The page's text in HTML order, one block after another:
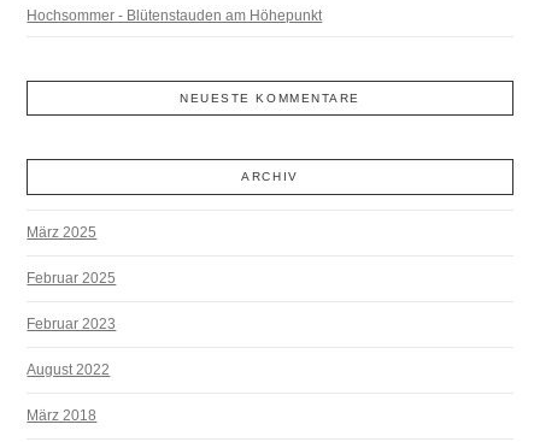
Hochsommer - Blütenstauden am Höhepunkt
NEUESTE KOMMENTARE
ARCHIV
März 2025
Februar 2025
Februar 2023
August 2022
März 2018